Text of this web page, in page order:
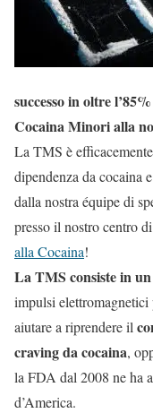
successo in oltre
Cocaina Minori alla
La TMS è
dipendenza da cocaina
dalla nostra équipe di
presso il nostro centro
alla Cocaina!
La TMS consiste in
impulsi
aiutare a riprendere il
craving da cocaina,
la FDA dal 2008 ne ha
d’America.